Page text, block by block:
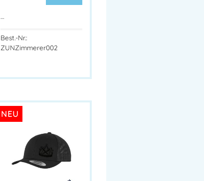
…
Best.-Nr.:
ZUNZimmerer002
NEU